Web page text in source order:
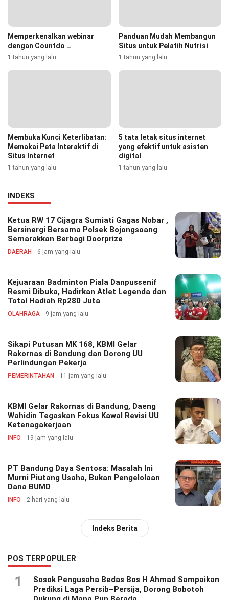
Memperkenalkan webinar
dengan Countdo …
1 tahun yang lalu
Panduan Mudah Membangun
Situs untuk Pelatih Nutrisi
1 tahun yang lalu
Membuka Kunci Keterlibatan:
Memakai Peta Interaktif di
Situs Internet
1 tahun yang lalu
5 tata letak situs internet
yang efektif untuk asisten
digital
1 tahun yang lalu
INDEKS
Ketua RW 17 Cijagra Sumiati Gagas Nobar ,
Bersinergi Bersama Polsek Bojongsoang
Semarakkan Berbagi Doorprize
DAERAH 6 jam yang lalu
Kejuaraan Badminton Piala Danpussenif
Resmi Dibuka, Hadirkan Atlet Legenda dan
Total Hadiah Rp280 Juta
OLAHRAGA 9 jam yang lalu
Sikapi Putusan MK 168, KBMI Gelar
Rakornas di Bandung dan Dorong UU
Perlindungan Pekerja
PEMERINTAHAN 11 jam yang lalu
KBMI Gelar Rakornas di Bandung, Daeng
Wahidin Tegaskan Fokus Kawal Revisi UU
Ketenagakerjaan
INFO 19 jam yang lalu
PT Bandung Daya Sentosa: Masalah Ini
Murni Piutang Usaha, Bukan Pengelolaan
Dana BUMD
INFO 2 hari yang lalu
Indeks Berita
POS TERPOPULER
1
Sosok Pengusaha Bedas Bos H Ahmad Sampaikan
Prediksi Laga Persib–Persija, Dorong Bobotoh